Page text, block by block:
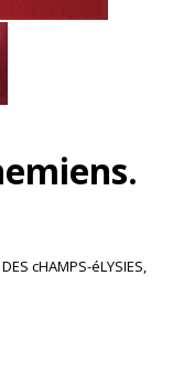
cHAMPS-éLYSIES,